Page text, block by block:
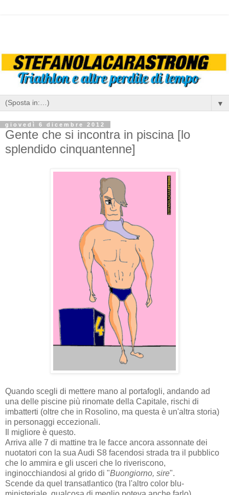
▼
giovedì 6 dicembre 2012
Gente che si incontra in piscina [lo
splendido cinquantenne]
Quando scegli di mettere mano al portafogli, andando ad
una delle piscine più rinomate della Capitale, rischi di
imbatterti (oltre che in Rosolino, ma questa è un'altra storia)
in personaggi eccezionali.
Il migliore è questo.
Arriva alle 7 di mattine tra le facce ancora assonnate dei
nuotatori con la sua Audi S8 facendosi strada tra il pubblico
che lo ammira e gli usceri che lo riveriscono,
inginocchiandosi al grido di "Buongiorno, sire".
Scende da quel transatlantico (tra l'altro color blu-